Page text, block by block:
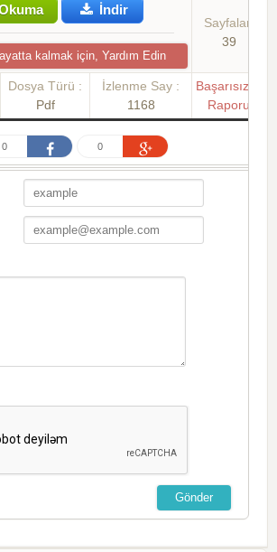
İndir
kalmak için, Yardım Edin
Sayfalar:
39
Dosya Türü :
Pdf
İzlenme Say :
1168
Başarısızlık
Raporu
0 0